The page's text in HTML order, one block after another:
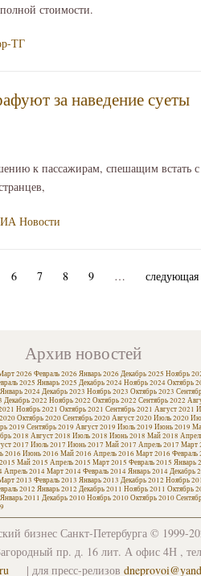
стоимости.
ТГ
за наведение суеты
к пассажирам, спешащим встать с
Новости
6 7 8 9 … следующая
Архив новостей
2026 Февраль 2026 Январь 2026 Декабрь 2025 Ноябрь
2025 Январь 2025 Декабрь 2024Ноябрь 2024Октябрь
Январь 2024Декабрь 2023 Ноябрь 2023 Октябрь 2023
Декабрь 2022 Ноябрь 2022 Октябрь 2022 Сентябрь 2022
Ноябрь 2021 Октябрь 2021 Сентябрь 2021 Август 2021
Октябрь 2020Сентябрь 2020Август 2020Июль 2020
2019 Сентябрь 2019 Август 2019 Июль 2019 Июнь 2019
2018 Август 2018 Июль 2018 Июнь 2018 Май 2018
2017 Июль 2017 Июнь 2017 Май 2017 Апрель 2017 Март
2016 Июнь 2016 Май 2016 Апрель 2016 Март 2016 Февраль
Май 2015 Апрель 2015 Март 2015 Февраль 2015 Январь
Апрель 2014Март 2014Февраль 2014Январь 2014Декабрь
2013 Февраль 2013 Январь 2013 Декабрь 2012 Ноябрь
2012 Январь 2012 Декабрь 2011 Ноябрь 2011 Октябрь
Январь 2011 Декабрь 2010Ноябрь 2010Октябрь 2010
бизнес Санкт-Петербурга © 1999-
пр. д. 16 лит. А офис 4Н ,
| для пресс-релизов